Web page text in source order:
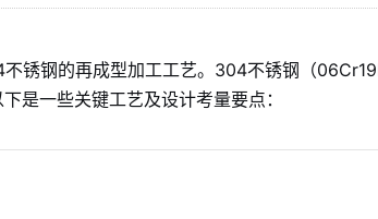
锈钢的再成型加工工艺。304不锈钢（
是一些关键工艺及设计考量要点：